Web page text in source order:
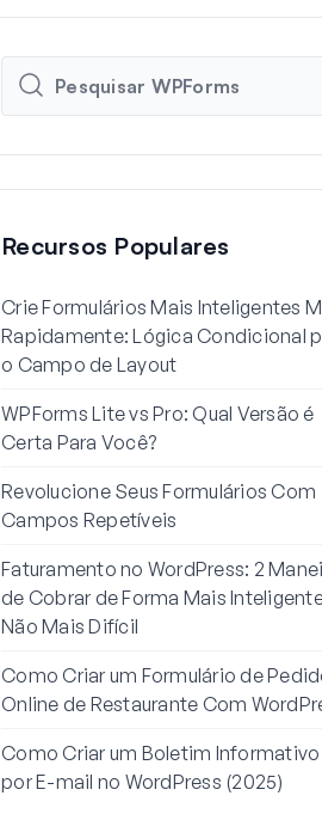
Recursos Populares
Crie Formulários Mais Inteligentes
Rapidamente: Lógica Condicional
o Campo de Layout
WPForms Lite vs Pro: Qual Versão é
Certa Para Você?
Revolucione Seus Formulários Com
Campos Repetíveis
Faturamento no WordPress: 2
de Cobrar de Forma Mais
Não Mais Difícil
Como Criar um Formulário de
Online de Restaurante Com
Como Criar um Boletim Informativo
por E-mail no WordPress (2025)